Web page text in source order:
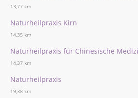
13,77 km
Naturheilpraxis Kirn
14,35 km
Naturheilpraxis für Chinesische
14,37 km
Naturheilpraxis
19,38 km